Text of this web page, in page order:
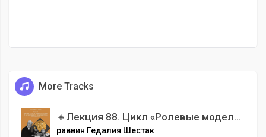
More Tracks
🔸Лекция 88. Цикл «Ролевые модели» Джонос Солк и Альберт Сейбин. Спасшие мир от полиомиелита.
раввин Гедалия Шестак